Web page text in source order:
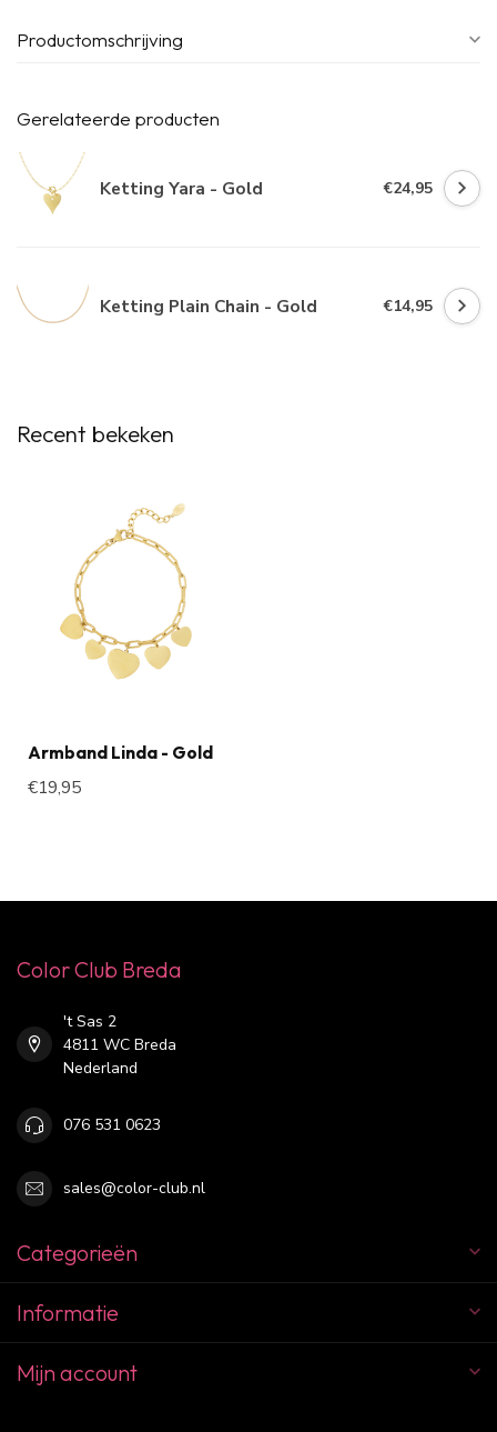
Productomschrijving
Gerelateerde producten
Ketting Yara - Gold €24,95
Ketting Plain Chain - Gold €14,95
Recent bekeken
Armband Linda - Gold
€19,95
Color Club Breda
't Sas 2
4811 WC Breda
Nederland
076 531 0623
sales@color-club.nl
Categorieën
Informatie
Mijn account